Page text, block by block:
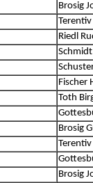
Brosig
Riedl
Fischer
Toth
Brosig
Brosig